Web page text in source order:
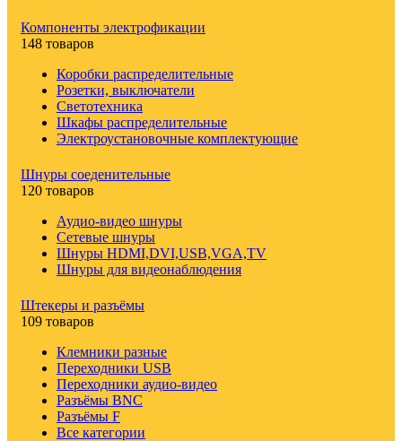
Компоненты электрофикации
148 товаров
Коробки распределительные
Розетки, выключатели
Светотехника
Шкафы распределительные
Электроустановочные комплектующие
Шнуры соеденительные
120 товаров
Аудио-видео шнуры
Сетевые шнуры
Шнуры HDMI,DVI,USB,VGA,TV
Шнуры для видеонаблюдения
Штекеры и разъёмы
109 товаров
Клемники разные
Переходники USB
Переходники аудио-видео
Разъёмы BNC
Разъёмы F
Все категории